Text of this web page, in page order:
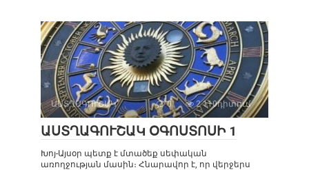
ԱՍՏՂԱԳՈՒՇԱԿ 0 2 110դիտում
ԱՍՏՂԱԳՈՒՇԱԿ ՕԳՈՍՏՈՍԻ 1
Խոյ-Այսօր պետք է մտածեք սեփական
առողջության մասին։ Հնարավոր է, որ վերջերս